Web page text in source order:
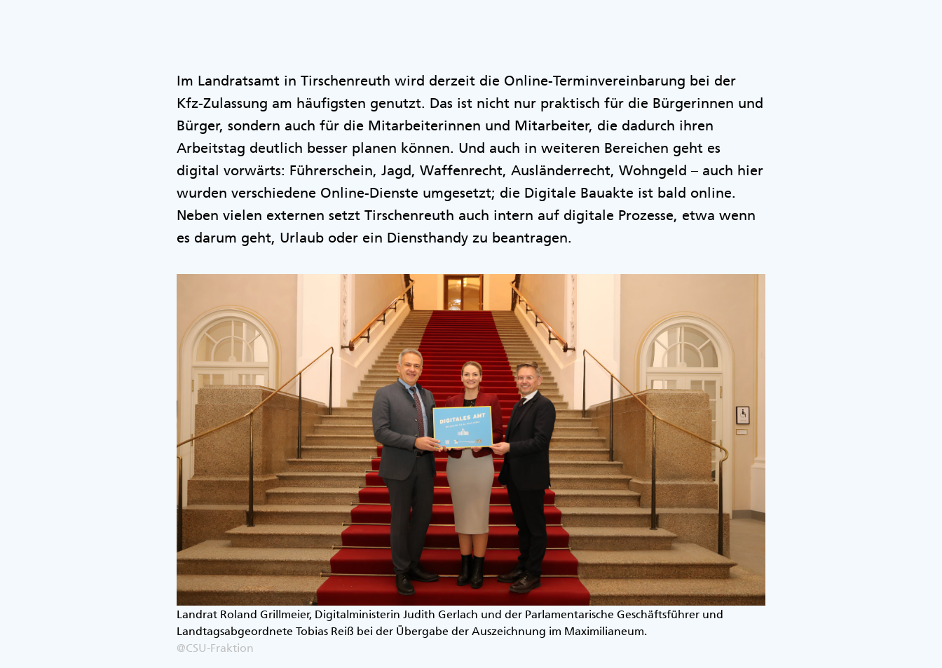
Im Landratsamt in Tirschenreuth wird derzeit die Online-Terminvereinbarung bei der
Kfz-Zulassung am häufigsten genutzt. Das ist nicht nur praktisch für die Bürgerinnen und
Bürger, sondern auch für die Mitarbeiterinnen und Mitarbeiter, die dadurch ihren
Arbeitstag deutlich besser planen können. Und auch in weiteren Bereichen geht es
digital vorwärts: Führerschein, Jagd, Waffenrecht, Ausländerrecht, Wohngeld – auch hier
wurden verschiedene Online-Dienste umgesetzt; die Digitale Bauakte ist bald online.
Neben vielen externen setzt Tirschenreuth auch intern auf digitale Prozesse, etwa wenn
es darum geht, Urlaub oder ein Diensthandy zu beantragen.
Landrat Roland Grillmeier, Digitalministerin Judith Gerlach und der Parlamentarische Geschäftsführer und
Landtagsabgeordnete Tobias Reiß bei der Übergabe der Auszeichnung im Maximilianeum.
@CSU-Fraktion